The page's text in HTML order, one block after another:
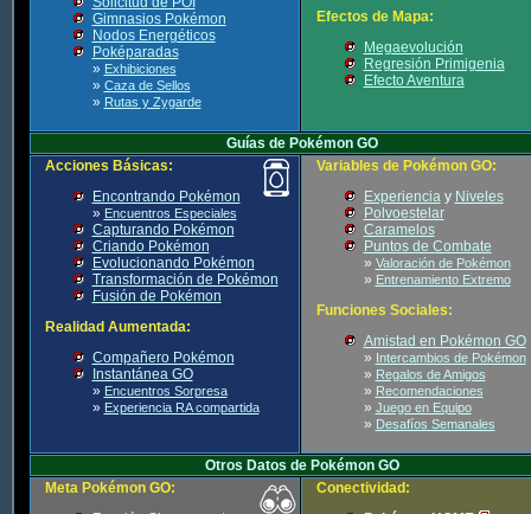
Gimnasios Pokémon
Nodos Energéticos
Poképaradas
» Exhibiciones
» Caza de Sellos
» Rutas y Zygarde
Efectos de Mapa:
Megaevolución
Regresión Primigenia
Efecto Aventura
Guías de Pokémon GO
Acciones Básicas:
Encontrando Pokémon
» Encuentros Especiales
Capturando Pokémon
Criando Pokémon
Evolucionando Pokémon
Transformación de Pokémon
Fusión de Pokémon
Realidad Aumentada:
Compañero Pokémon
Instantánea GO
» Encuentros Sorpresa
» Experiencia RA compartida
Variables de Pokémon GO:
Experienciay Niveles
Polvoestelar
Caramelos
Puntos de Combate
» Valoración de Pokémon
» Entrenamiento Extremo
Funciones Sociales:
Amistad en Pokémon GO
» Intercambios de Pokémon
» Regalos de Amigos
» Recomendaciones
» Juego en Equipo
» Desafíos Semanales
Otros Datos de Pokémon GO
Meta Pokémon GO:
Conectividad: